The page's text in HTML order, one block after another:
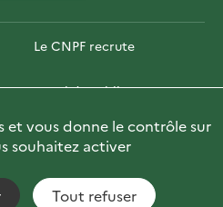
Le CNPF recrute
Marchés publics
Briefly in English
et vous donne le contrôle sur
souhaitez activer
Tout refuser